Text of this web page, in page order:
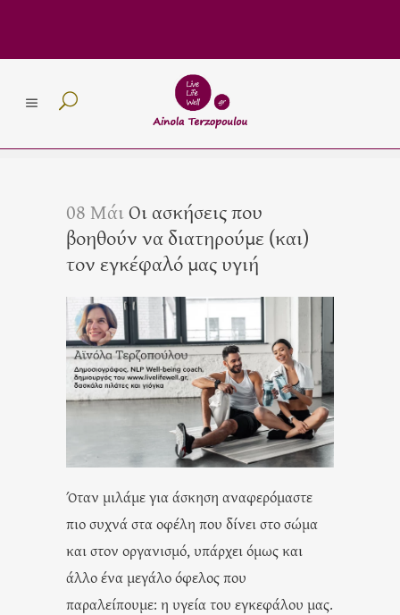
08 ΜάιΟι ασκήσεις που
βοηθούν να διατηρούμε (και)
τον εγκέφαλό μας υγιή
Όταν μιλάμε για άσκηση αναφερόμαστε
πιο συχνά στα οφέλη που δίνει στο σώμα
και στον οργανισμό, υπάρχει όμως και
άλλο ένα μεγάλο όφελος που
παραλείπουμε: η υγεία του εγκεφάλου μας.